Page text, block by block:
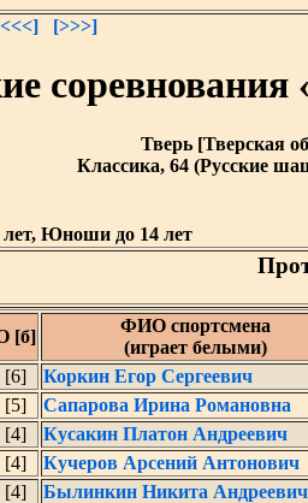
[>>>]
Тверь [Тверская
Классика, 64 (Русские
лет, Юноши до 14 лет
[б]
ФИО спортсмена
(играет белыми)
[6]
Коркин Егор Сергеевич
[5]
Сапарова Ирина Романовна
[4]
Кусакин Платон Андреевич
[4]
Кучеров Арсений Антонович
[4]
Былинкин Никита Андреевич